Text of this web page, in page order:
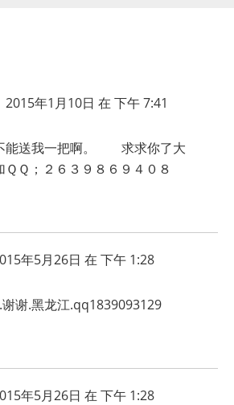
2015年1月10日 在 下午 7:41
能送我一把啊。 求求你了大
２６３９８６９４０８
年5月26日 在 下午 1:28
谢.黑龙江.qq1839093129
年5月26日 在 下午 1:28